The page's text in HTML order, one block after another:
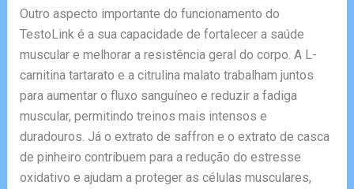
Outro aspecto importante do funcionamento do
TestoLink é a sua capacidade de fortalecer a saúde
muscular e melhorar a resistência geral do corpo. A L-
carnitina tartarato e a citrulina malato trabalham juntos
para aumentar o fluxo sanguíneo e reduzir a fadiga
muscular, permitindo treinos mais intensos e
duradouros. Já o extrato de saffron e o extrato de casca
de pinheiro contribuem para a redução do estresse
oxidativo e ajudam a proteger as células musculares,